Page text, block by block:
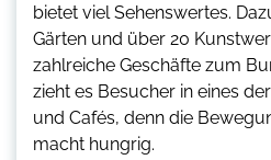
bietet viel Sehenswertes.
Gärten und über 20
zahlreiche Geschäfte zum
zieht es Besucher in eines
und Cafés, denn die
macht hungrig.